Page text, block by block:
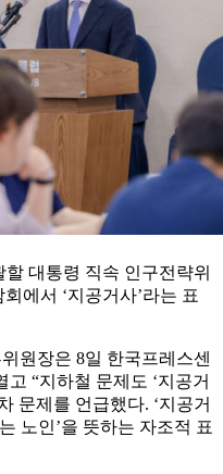
대통령 직속 인구전략위
에서 ‘지공거사’라는 표
원장은 8일 한국프레스센
“지하철 문제도 ‘지공거
문제를 언급했다. ‘지공거
노인’을 뜻하는 자조적 표